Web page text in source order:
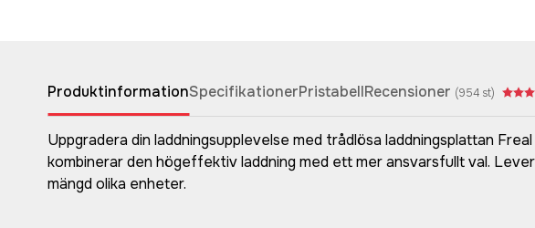
ProduktinformationSpecifikationerPristabellRecensioner (954 st)
Uppgradera din laddningsupplevelse med trådlösa laddningsplattan
kombinerar den högeffektiv laddning med ett mer ansvarsfullt val.
mängd olika enheter.